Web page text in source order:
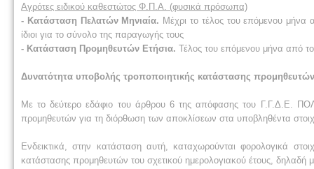
Αγρότες ειδικού καθεστώτος Φ.Π.Α. (φυσικά πρόσωπα)
- Κατάσταση Πελατών Μηνιαία. Μέχρι το τέλος του επόμενου
ίδιοι για το σύνολο της παραγωγής τους
- Κατάσταση Προμηθευτών Ετήσια. Τέλος του επόμενου μήνα από
Δυνατότητα υποβολής τροποποιητικής κατάστασης
Με το δεύτερο εδάφιο του άρθρου 6 της απόφασης του Γ.Γ.Δ.Ε.
προμηθευτών για τη διόρθωση των αποκλίσεων στα υποβληθέντα
Ενδεικτικά, στην κατάσταση αυτή, καταχωρούνται φορολογικά
κατάστασης προμηθευτών του σχετικού ημερολογιακού έτους,